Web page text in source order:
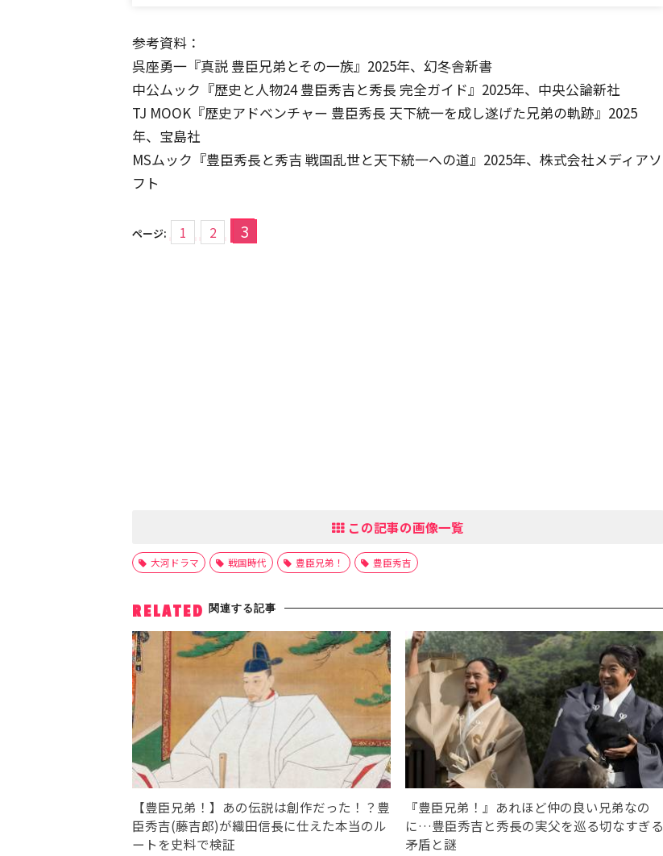
参考資料：
呉座勇一『真説 豊臣兄弟とその一族』2025年、幻冬舎新書
中公ムック『歴史と人物24 豊臣秀吉と秀長 完全ガイド』2025年、中央公論新社
TJ MOOK『歴史アドベンチャー 豊臣秀長 天下統一を成し遂げた兄弟の軌跡』2025
年、宝島社
MSムック『豊臣秀長と秀吉 戦国乱世と天下統一への道』2025年、株式会社メディアソ
フト
ページ: 1 2 3
この記事の画像一覧
大河ドラマ 戦国時代 豊臣兄弟！ 豊臣秀吉
RELATED 関連する記事
【豊臣兄弟！】あの伝説は創作だった！？豊
臣秀吉(藤吉郎)が織田信長に仕えた本当のル
ートを史料で検証
『豊臣兄弟！』あれほど仲の良い兄弟なの
に…豊臣秀吉と秀長の実父を巡る切なすぎる
矛盾と謎